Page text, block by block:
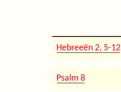
Hebreeën 2, 5-12
Psalm 8